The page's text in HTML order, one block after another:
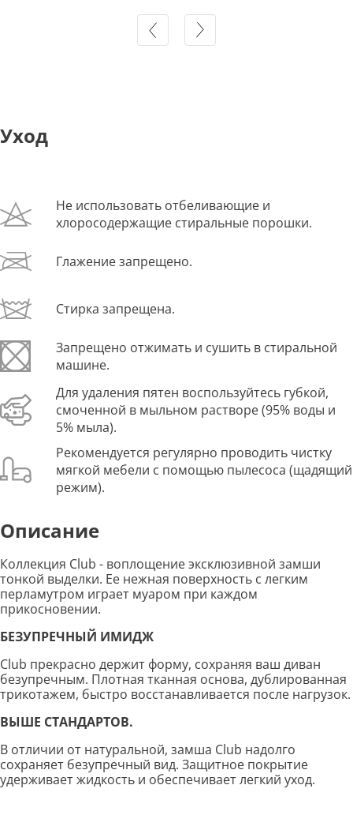
Уход
Не использовать отбеливающие и
хлоросодержащие стиральные порошки.
Глажение запрещено.
Стирка запрещена.
Запрещено отжимать и сушить в стиральной
машине.
Для удаления пятен воспользуйтесь губкой,
смоченной в мыльном растворе (95% воды и
5% мыла).
Рекомендуется регулярно проводить чистку
мягкой мебели с помощью пылесоса (щадящий
режим).
Описание
Коллекция Club - воплощение эксклюзивной замши
тонкой выделки. Ее нежная поверхность с легким
перламутром играет муаром при каждом
прикосновении.
БЕЗУПРЕЧНЫЙ ИМИДЖ
Club прекрасно держит форму, сохраняя ваш диван
безупречным. Плотная тканная основа, дублированная
трикотажем, быстро восстанавливается после нагрузок.
ВЫШЕ СТАНДАРТОВ.
В отличии от натуральной, замша Club надолго
сохраняет безупречный вид. Защитное покрытие
удерживает жидкость и обеспечивает легкий уход.